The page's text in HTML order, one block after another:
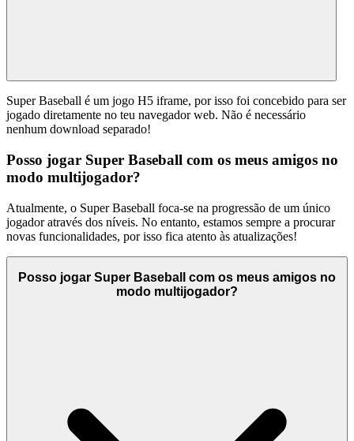
Super Baseball é um jogo H5 iframe, por isso foi concebido para ser
jogado diretamente no teu navegador web. Não é necessário
nenhum download separado!
Posso jogar Super Baseball com os meus amigos no
modo multijogador?
Atualmente, o Super Baseball foca-se na progressão de um único
jogador através dos níveis. No entanto, estamos sempre a procurar
novas funcionalidades, por isso fica atento às atualizações!
Posso jogar Super Baseball com os meus amigos no
modo multijogador?